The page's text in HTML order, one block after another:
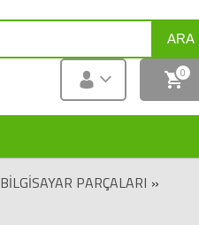
ARA
0
BILGISAYAR PARÇALARI »